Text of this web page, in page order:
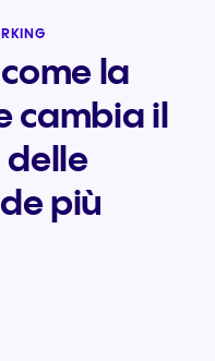
la
cambia il
delle
più